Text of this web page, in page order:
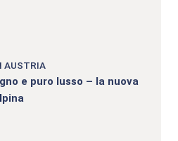
AUSTRIA
e puro lusso – la nuova